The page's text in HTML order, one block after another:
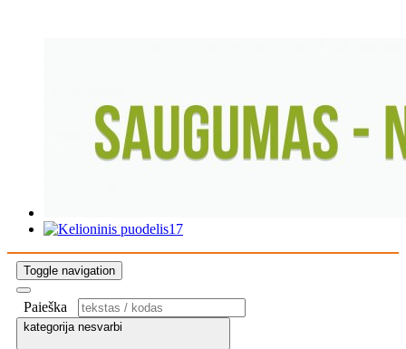
Toggle navigation
Paieška
kategorija nesvarbi